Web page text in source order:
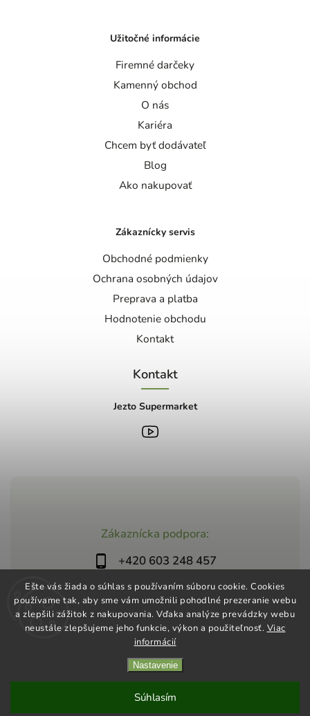
Ešte vás žiada o súhlas s používaním súboru cookie. Cookies
používame tak, aby sme vám umožnili pohodlné prezeranie webu
a zlepšili zážitok z nakupovania. Vďaka analýze prevádzky webu
neustále zlepšujeme jeho funkcie, výkon a použiteľnosť. Viac
informácií
Nastavenie
Súhlasím
Zákaznícka podpora:
+420 603 248 457
info@jeztomarket.cz
Užitočné informácie
Firemné darčeky
Kamenný obchod
O nás
Kariéra
Chcem byť dodávateľ
Blog
Ako nakupovať
Zákaznícky servis
Obchodné podmienky
Ochrana osobných údajov
Preprava a platba
Hodnotenie obchodu
Kontakt
Kontakt
Jezto Supermarket
Shoptet | Design